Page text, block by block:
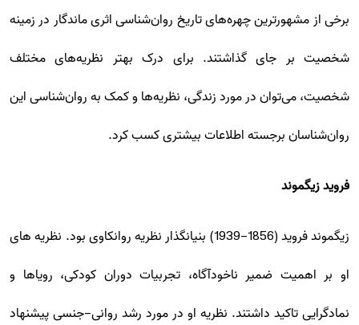
برخی از مشهورترین چهره‌های تاریخ روان‌شناسی اثری ماندگار در زمینه
شخصیت بر جای گذاشتند. برای درک بهتر نظریه‌های مختلف
شخصیت، می‌توان در مورد زندگی، نظریه‌ها و کمک به روان‌شناسی این
روان‌شناسان برجسته اطلاعات بیشتری کسب کرد.
فروید زیگموند
زیگموند فروید (1856-1939) بنیانگذار نظریه روانکاوی بود. نظریه های
او بر اهمیت ضمیر ناخودآگاه، تجربیات دوران کودکی، رویاها و
نمادگرایی تاکید داشتند. نظریه او در مورد رشد روانی-جنسی پیشنهاد